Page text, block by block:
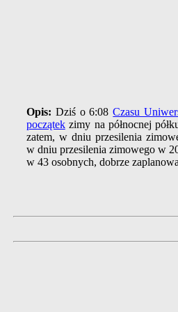
Opis: Dziś o 6:08Czasu
początekzimy na północnej
zatem, w dniu przesilenia
w dniu przesilenia zimowego w
w 43 osobnych, dobrze